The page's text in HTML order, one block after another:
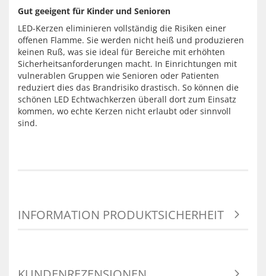
Gut geeigent für Kinder und Senioren
LED-Kerzen eliminieren vollständig die Risiken einer
offenen Flamme. Sie werden nicht heiß und produzieren
keinen Ruß, was sie ideal für Bereiche mit erhöhten
Sicherheitsanforderungen macht. In Einrichtungen mit
vulnerablen Gruppen wie Senioren oder Patienten
reduziert dies das Brandrisiko drastisch. So können die
schönen LED Echtwachkerzen überall dort zum Einsatz
kommen, wo echte Kerzen nicht erlaubt oder sinnvoll
sind.
INFORMATION PRODUKTSICHERHEIT